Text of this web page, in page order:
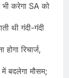
भी करेगा SA को
थी गंदी-गंदी
रिचार्ज,
बदलेगा मौसम;